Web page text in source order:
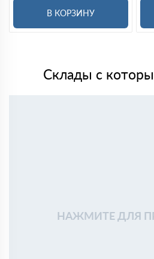
В КОРЗИНУ
Склады с
НАЖМИТЕ ДЛЯ